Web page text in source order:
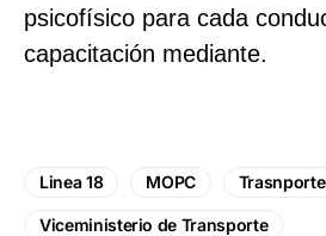
psicofísico para cada
capacitación mediante.
Linea 18 MOPC
Viceministerio de Transporte